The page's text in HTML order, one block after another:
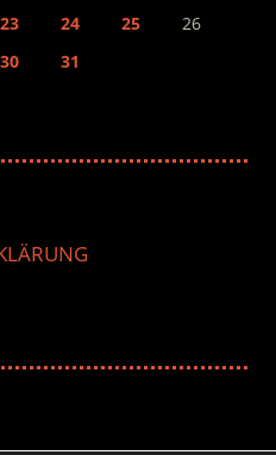
23 24 25
26
30
31